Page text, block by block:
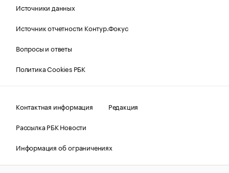
Источники данных
Источник отчетности Контур.Фокус
Вопросы и ответы
Политика Cookies РБК
Контактная информация
Редакция
Рассылка РБК Новости
Информация об ограничениях
Правовая информация
О соблюдении авторских прав